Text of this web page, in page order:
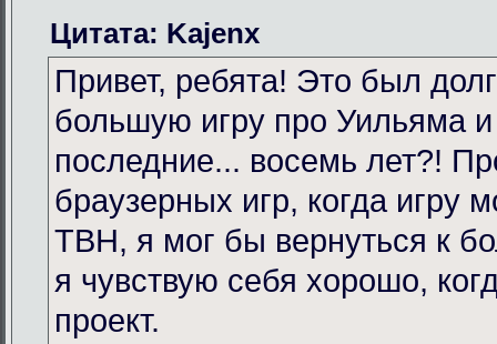
Цитата: Kajenx
Привет, ребята! Это был
большую игру про Уильяма
последние... восемь лет?!
браузерных игр, когда игру
TBH, я мог бы вернуться к
я чувствую себя хорошо,
проект.